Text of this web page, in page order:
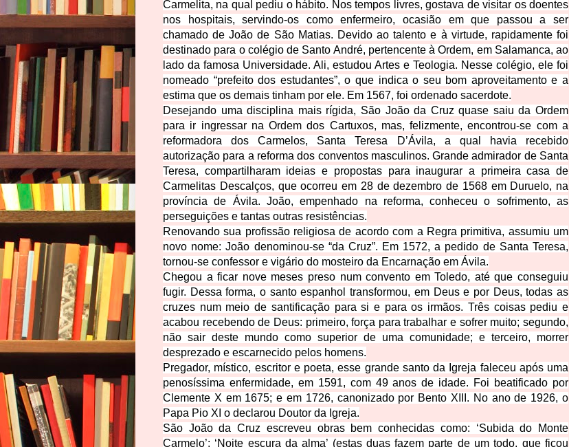
Carmelita, na qual pediu o hábito. Nos tempos livres, gostava de visitar os doentes
nos hospitais, servindo-os como enfermeiro, ocasião em que passou a ser
chamado de João de São Matias. Devido ao talento e à virtude, rapidamente foi
destinado para o colégio de Santo André, pertencente à Ordem, em Salamanca, ao
lado da famosa Universidade. Ali, estudou Artes e Teologia. Nesse colégio, ele foi
nomeado “prefeito dos estudantes”, o que indica o seu bom aproveitamento e a
estima que os demais tinham por ele. Em 1567, foi ordenado sacerdote.
Desejando uma disciplina mais rígida, São João da Cruz quase saiu da Ordem
para ir ingressar na Ordem dos Cartuxos, mas, felizmente, encontrou-se com a
reformadora dos Carmelos, Santa Teresa D’Ávila, a qual havia recebido
autorização para a reforma dos conventos masculinos. Grande admirador de Santa
Teresa, compartilharam ideias e propostas para inaugurar a primeira casa de
Carmelitas Descalços, que ocorreu em 28 de dezembro de 1568 em Duruelo, na
província de Ávila. João, empenhado na reforma, conheceu o sofrimento, as
perseguições e tantas outras resistências.
Renovando sua profissão religiosa de acordo com a Regra primitiva, assumiu um
novo nome: João denominou-se “da Cruz”. Em 1572, a pedido de Santa Teresa,
tornou-se confessor e vigário do mosteiro da Encarnação em Ávila.
Chegou a ficar nove meses preso num convento em Toledo, até que conseguiu
fugir. Dessa forma, o santo espanhol transformou, em Deus e por Deus, todas as
cruzes num meio de santificação para si e para os irmãos. Três coisas pediu e
acabou recebendo de Deus: primeiro, força para trabalhar e sofrer muito; segundo,
não sair deste mundo como superior de uma comunidade; e terceiro, morrer
desprezado e escarnecido pelos homens.
Pregador, místico, escritor e poeta, esse grande santo da Igreja faleceu após uma
penosíssima enfermidade, em 1591, com 49 anos de idade. Foi beatificado por
Clemente X em 1675; e em 1726, canonizado por Bento XIII. No ano de 1926, o
Papa Pio XI o declarou Doutor da Igreja.
São João da Cruz escreveu obras bem conhecidas como: ‘Subida do Monte
Carmelo’; ‘Noite escura da alma’ (estas duas fazem parte de um todo, que ficou